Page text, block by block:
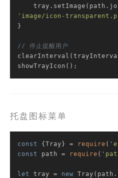
'image/icon-
}
// 停止提醒用户
showTrayIcon();
托盘图标菜单
const {Tray} = require (
const
path = require (
let tray = new